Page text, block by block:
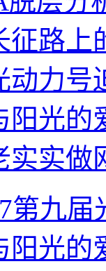
征路上
动力号
阳光的
实实做
第九届
阳光的